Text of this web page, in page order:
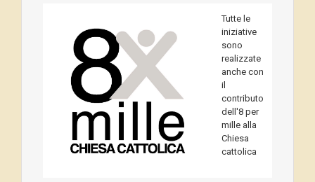
Tutte le
iniziative
sono
realizzate
anche con
il
contributo
dell'8 per
mille alla
Chiesa
cattolica